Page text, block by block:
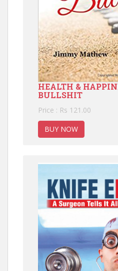
HEALTH &
BULLSHIT
Price : Rs 121.00
BUY NOW